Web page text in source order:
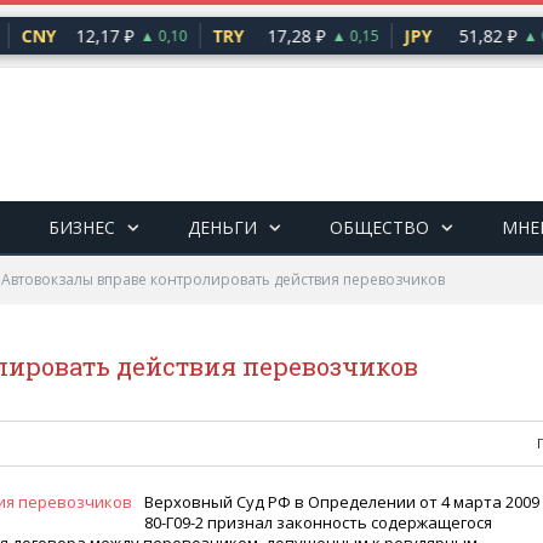
CNY 12,17 ₽ ▲ 0,10 TRY 17,28 ₽ ▲ 0,15 JPY 51,82 ₽ ▲
БИЗНЕС ДЕНЬГИ ОБЩЕСТВО
Автовокзалы вправе контролировать действия перевозчиков
действия перевозчиков
Верховный Суд РФ в Определении от 4 марта 2009
80-Г09-2 признал законность содержащегося